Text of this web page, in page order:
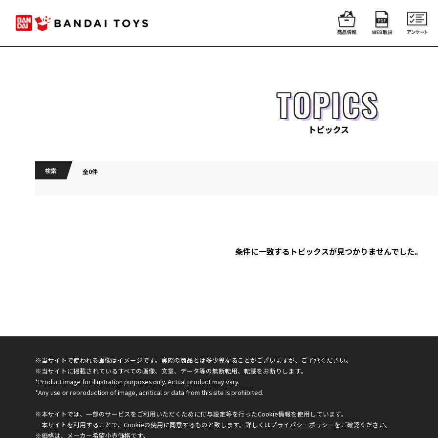
TOPICS
トピックス
検索 全0件
条件に一致するトピックスが見つかりませんでした。
※当サイトで使われる画像はイメージです。実際の商品とは多少異なることがございますが、ご了承ください。
※当サイトに掲載されているすべての画像、文章、データ等の無断転用、転載をお断りします。
*Product image for illustration purposes only. Actual product may vary.
*Any use or reproduction of image, acritical or data from this site is prohibited.
※本サイトでは、一部のサービスをご利用いただくために付与設定等を行ったCookie情報を使用しています。
本サイトを利用することで、Cookieの使用に同意するものと致します。詳しくはプライバシーポリシーをご確認ください。
※価格は、メーカー希望小売価格です。